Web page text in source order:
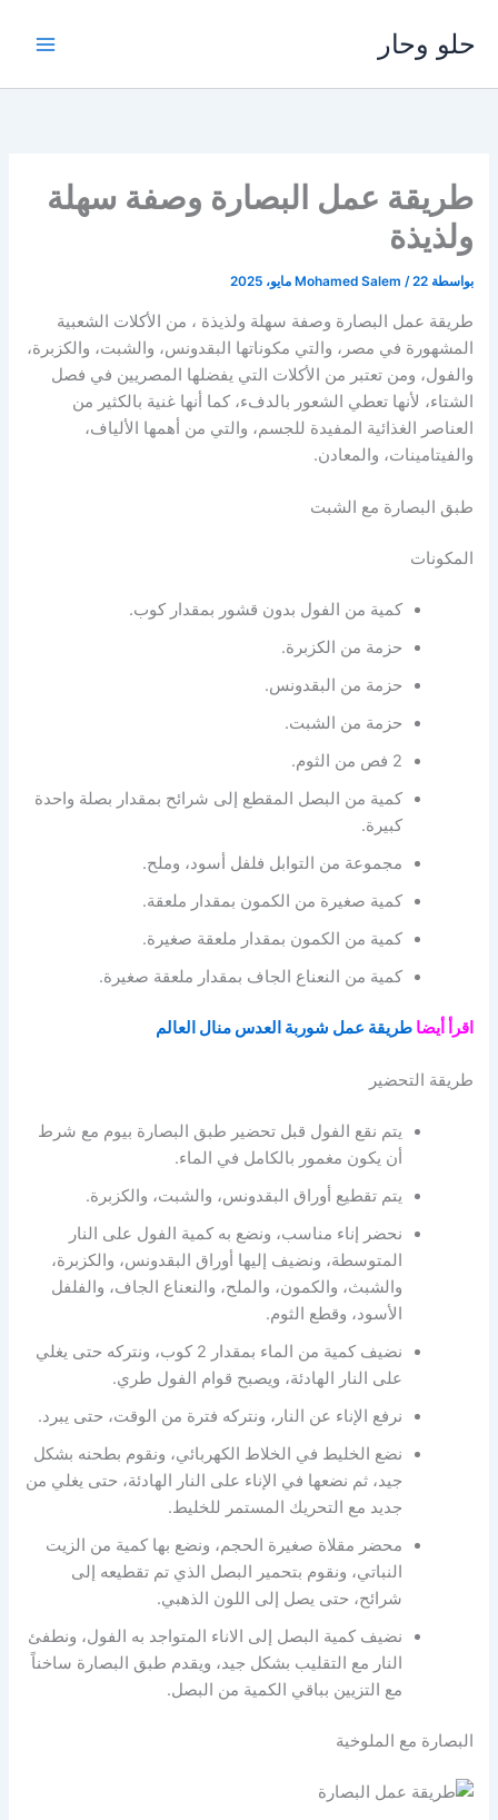
المحتوى
حلو وحار
طريقة عمل البصارة وصفة سهلة
ولذيذة
بواسطة Mohamed Salem /22 مايو، 2025
طريقة عمل البصارة وصفة سهلة ولذيذة ، من الأكلات الشعبية
المشهورة في مصر، والتي مكوناتها البقدونس، والشبت، والكزبرة،
والفول، ومن تعتبر من الأكلات التي يفضلها المصريين في فصل
الشتاء، لأنها تعطي الشعور بالدفء، كما أنها غنية بالكثير من
العناصر الغذائية المفيدة للجسم، والتي من أهمها الألياف،
والفيتامينات، والمعادن.
طبق البصارة مع الشبت
المكونات
كمية من الفول بدون قشور بمقدار كوب.
حزمة من الكزبرة.
حزمة من البقدونس.
حزمة من الشبت.
2 فص من الثوم.
كمية من البصل المقطع إلى شرائح بمقدار بصلة واحدة
كبيرة.
مجموعة من التوابل فلفل أسود، وملح.
كمية صغيرة من الكمون بمقدار ملعقة.
كمية من الكمون بمقدار ملعقة صغيرة.
كمية من النعناع الجاف بمقدار ملعقة صغيرة.
اقرأ أيضاطريقة عمل شوربة العدس منال العالم
طريقة التحضير
يتم نقع الفول قبل تحضير طبق البصارة بيوم مع شرط
أن يكون مغمور بالكامل في الماء.
يتم تقطيع أوراق البقدونس، والشبت، والكزبرة.
نحضر إناء مناسب، ونضع به كمية الفول على النار
المتوسطة، ونضيف إليها أوراق البقدونس، والكزبرة،
والشبث، والكمون، والملح، والنعناع الجاف، والفلفل
الأسود، وقطع الثوم.
نضيف كمية من الماء بمقدار 2 كوب، ونتركه حتى يغلي
على النار الهادئة، ويصبح قوام الفول طري.
نرفع الإناء عن النار، ونتركه فترة من الوقت، حتى يبرد.
نضع الخليط في الخلاط الكهربائي، ونقوم بطحنه بشكل
جيد، ثم نضعها في الإناء على النار الهادئة، حتى يغلي من
جديد مع التحريك المستمر للخليط.
محضر مقلاة صغيرة الحجم، ونضع بها كمية من الزيت
النباتي، ونقوم بتحمير البصل الذي تم تقطيعه إلى
شرائح، حتى يصل إلى اللون الذهبي.
نضيف كمية البصل إلى الاناء المتواجد به الفول، ونطفئ
النار مع التقليب بشكل جيد، ويقدم طبق البصارة ساخناً
مع التزيين بباقي الكمية من البصل.
البصارة مع الملوخية